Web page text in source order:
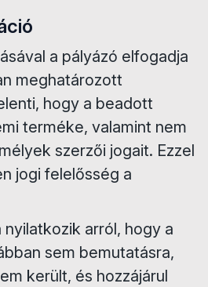
a pályázó elfogadja
meghatározott
hogy a beadott
terméke, valamint nem
szerzői jogait. Ezzel
jogi felelősség a
arról, hogy a
sem bemutatásra,
került, és hozzájárul